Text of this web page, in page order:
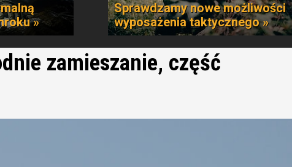
»
Sprawdzamy nowe możliwości
wyposażenia taktycznego »
zamieszanie, część